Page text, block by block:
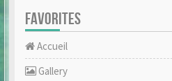
FAVORITES
Accueil
Gallery